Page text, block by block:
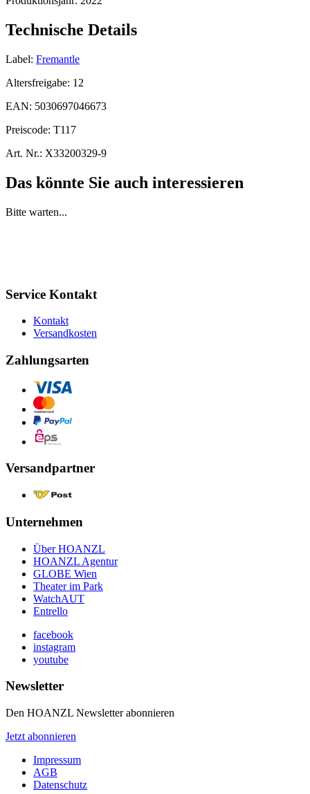
Technische Details
Label: Fremantle
Altersfreigabe: 12
EAN: 5030697046673
Preiscode: T117
Art. Nr.: X33200329-9
Das könnte Sie auch interessieren
Bitte warten...
Service Kontakt
Kontakt
Versandkosten
Zahlungsarten
Versandpartner
Unternehmen
Über HOANZL
HOANZL Agentur
GLOBE Wien
Theater im Park
WatchAUT
Entrello
facebook
instagram
youtube
Newsletter
Den HOANZL Newsletter abonnieren
Jetzt abonnieren
Impressum
AGB
Datenschutz